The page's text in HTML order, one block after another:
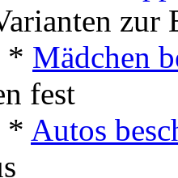
zur
* Mädchen
fest
* Autos